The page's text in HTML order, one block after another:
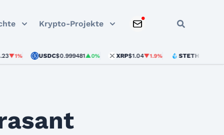
Krypto-Projekte
USDC$0.999481▲0% XRP $1.04▼1.9% STETH$1,905.26